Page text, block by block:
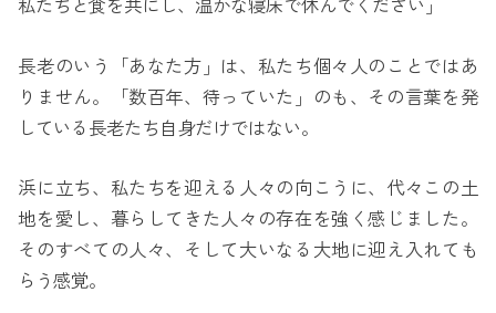
私たちと食を共にし、温かな寝床で休んでください」
長老のいう「あなた方」は、私たち個々人のことではあ
りません。「数百年、待っていた」のも、その言葉を発
している長老たち自身だけではない。
浜に立ち、私たちを迎える人々の向こうに、代々この土
地を愛し、暮らしてきた人々の存在を強く感じました。
そのすべての人々、そして大いなる大地に迎え入れても
らう感覚。